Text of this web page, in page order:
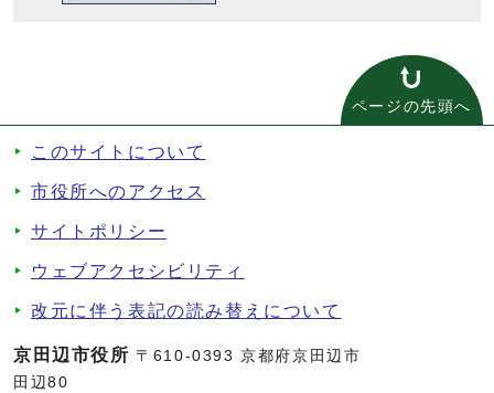
ページの先頭へ
このサイトについて
市役所へのアクセス
サイトポリシー
ウェブアクセシビリティ
改元に伴う表記の読み替えについて
京田辺市役所 〒610-0393 京都府京田辺市
田辺80